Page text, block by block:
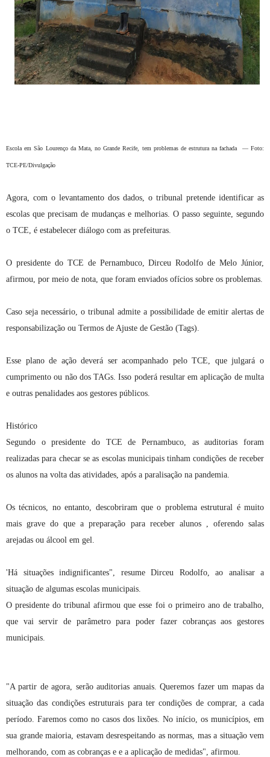
Escola em São Lourenço da Mata, no Grande Recife, tem problemas de estrutura na fachada — Foto:
TCE-PE/Divulgação
Agora, com o levantamento dos dados, o tribunal pretende identificar as
escolas que precisam de mudanças e melhorias. O passo seguinte, segundo
o TCE, é estabelecer diálogo com as prefeituras.
O presidente do TCE de Pernambuco, Dirceu Rodolfo de Melo Júnior,
afirmou, por meio de nota, que foram enviados ofícios sobre os problemas.
Caso seja necessário, o tribunal admite a possibilidade de emitir alertas de
responsabilização ou Termos de Ajuste de Gestão (Tags).
Esse plano de ação deverá ser acompanhado pelo TCE, que julgará o
cumprimento ou não dos TAGs. Isso poderá resultar em aplicação de multa
e outras penalidades aos gestores públicos.
Histórico
Segundo o presidente do TCE de Pernambuco, as auditorias foram
realizadas para checar se as escolas municipais tinham condições de receber
os alunos na volta das atividades, após a paralisação na pandemia.
Os técnicos, no entanto, descobriram que o problema estrutural é muito
mais grave do que a preparação para receber alunos , oferendo salas
arejadas ou álcool em gel.
'Há situações indignificantes", resume Dirceu Rodolfo, ao analisar a
situação de algumas escolas municipais.
O presidente do tribunal afirmou que esse foi o primeiro ano de trabalho,
que vai servir de parâmetro para poder fazer cobranças aos gestores
municipais.
"A partir de agora, serão auditorias anuais. Queremos fazer um mapas da
situação das condições estruturais para ter condições de comprar, a cada
período. Faremos como no casos dos lixões. No início, os municípios, em
sua grande maioria, estavam desrespeitando as normas, mas a situação vem
melhorando, com as cobranças e e a aplicação de medidas", afirmou.